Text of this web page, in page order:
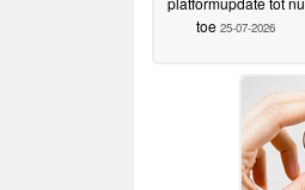
toe 25-07-2026